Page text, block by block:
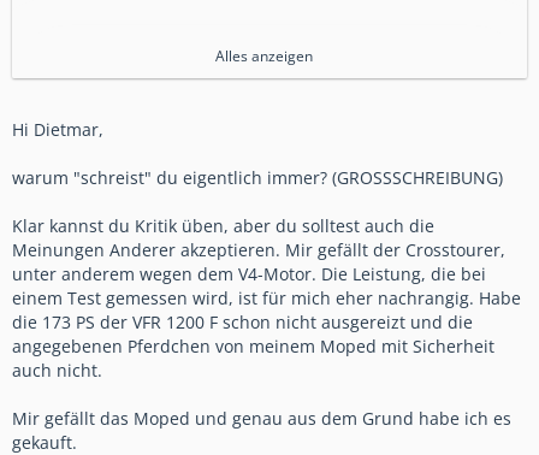
Du bestellst 5 Brötchen , bekommst aber nur 3 in die Tüte !
....und nu ??????
mich interessiert nur DAS , was ich geliefert bekomme
von dem , was mir versprochen wurde ....
....der Käfer begleitet mich nun schon seit 1976 ....und HAT
geliefert !
Alles anzeigen
Hi Dietmar,
warum "schreist" du eigentlich immer? (GROSSSCHREIBUNG)
Klar kannst du Kritik üben, aber du solltest auch die
Meinungen Anderer akzeptieren. Mir gefällt der Crosstourer,
unter anderem wegen dem V4-Motor. Die Leistung, die bei
einem Test gemessen wird, ist für mich eher nachrangig. Habe
die 173 PS der VFR 1200 F schon nicht ausgereizt und die
angegebenen Pferdchen von meinem Moped mit Sicherheit
auch nicht.
Mir gefällt das Moped und genau aus dem Grund habe ich es
gekauft.